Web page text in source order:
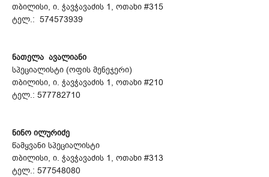
თბილისი, ი. ჭავჭავაძის 1, ოთახი #315
ტელ.: 574573939
ნათელა ავალიანი
სპეციალისტი (ოფის მენეჯერი)
თბილისი, ი. ჭავჭავაძის 1, ოთახი #210
ტელ.: 577782710
ნინო ილურიძე
წამყვანი სპეციალისტი
თბილისი, ი. ჭავჭავაძის 1, ოთახი #313
ტელ.: 577548080